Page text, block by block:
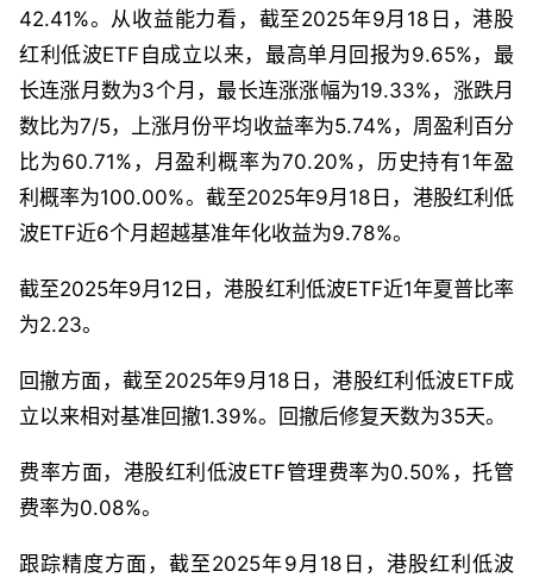
42.41%。从收益能力看，截至2025年9月18日，港股
红利低波ETF自成立以来，最高单月回报为9.65%，最
长连涨月数为3个月，最长连涨涨幅为19.33%，涨跌月
数比为7/5，上涨月份平均收益率为5.74%，周盈利百分
比为60.71%，月盈利概率为70.20%，历史持有1年盈
利概率为100.00%。截至2025年9月18日，港股红利低
波ETF近6个月超越基准年化收益为9.78%。
截至2025年9月12日，港股红利低波ETF近1年夏普比率
为2.23。
回撤方面，截至2025年9月18日，港股红利低波ETF成
立以来相对基准回撤1.39%。回撤后修复天数为35天。
费率方面，港股红利低波ETF管理费率为0.50%，托管
费率为0.08%。
跟踪精度方面，截至2025年9月18日，港股红利低波